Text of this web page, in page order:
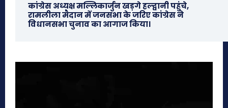
कांग्रेस अध्यक्ष मल्लिकार्जुन खड़गे हल्द्वानी पहुंचे,
रामलीला मैदान में जनसभा के जरिए कांग्रेस ने
विधानसभा चुनाव का आगाज किया।